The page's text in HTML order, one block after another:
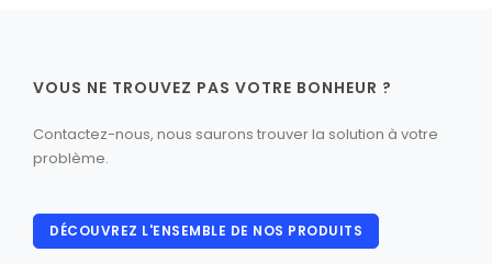
VOUS NE TROUVEZ PAS VOTRE BONHEUR ?
Contactez-nous, nous saurons trouver la solution à votre
problème.
DÉCOUVREZ L'ENSEMBLE DE NOS PRODUITS